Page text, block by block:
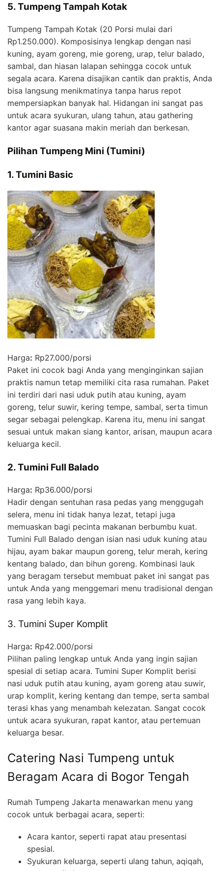
5. Tumpeng Tampah Kotak
Tumpeng Tampah Kotak (20 Porsi mulai dari
Rp1.250.000). Komposisinya lengkap dengan nasi
kuning, ayam goreng, mie goreng, urap, telur balado,
sambal, dan hiasan lalapan sehingga cocok untuk
segala acara. Karena disajikan cantik dan praktis, Anda
bisa langsung menikmatinya tanpa harus repot
mempersiapkan banyak hal. Hidangan ini sangat pas
untuk acara syukuran, ulang tahun, atau gathering
kantor agar suasana makin meriah dan berkesan.
Pilihan Tumpeng Mini (Tumini)
1. Tumini Basic
Harga: Rp27.000/porsi
Paket ini cocok bagi Anda yang menginginkan sajian
praktis namun tetap memiliki cita rasa rumahan. Paket
ini terdiri dari nasi uduk putih atau kuning, ayam
goreng, telur suwir, kering tempe, sambal, serta timun
segar sebagai pelengkap. Karena itu, menu ini sangat
sesuai untuk makan siang kantor, arisan, maupun acara
keluarga kecil.
2. Tumini Full Balado
Harga: Rp36.000/porsi
Hadir dengan sentuhan rasa pedas yang menggugah
selera, menu ini tidak hanya lezat, tetapi juga
memuaskan bagi pecinta makanan berbumbu kuat.
Tumini Full Balado dengan isian nasi uduk kuning atau
hijau, ayam bakar maupun goreng, telur merah, kering
kentang balado, dan bihun goreng. Kombinasi lauk
yang beragam tersebut membuat paket ini sangat pas
untuk Anda yang menggemari menu tradisional dengan
rasa yang lebih kaya.
3. Tumini Super Komplit
Harga: Rp42.000/porsi
Pilihan paling lengkap untuk Anda yang ingin sajian
spesial di setiap acara. Tumini Super Komplit berisi
nasi uduk putih atau kuning, ayam goreng atau suwir,
urap komplit, kering kentang dan tempe, serta sambal
terasi khas yang menambah kelezatan. Sangat cocok
untuk acara syukuran, rapat kantor, atau pertemuan
keluarga besar.
Catering Nasi Tumpeng untuk
Beragam Acara di Bogor Tengah
Rumah Tumpeng Jakarta menawarkan menu yang
cocok untuk berbagai acara, seperti:
Acara kantor, seperti rapat atau presentasi
spesial.
Syukuran keluarga, seperti ulang tahun, aqiqah,